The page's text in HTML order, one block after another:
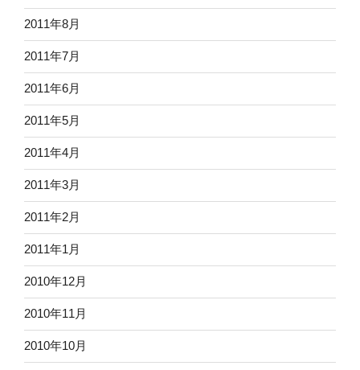
2011年8月
2011年7月
2011年6月
2011年5月
2011年4月
2011年3月
2011年2月
2011年1月
2010年12月
2010年11月
2010年10月